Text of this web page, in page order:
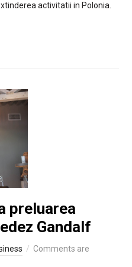
activitatii in Polonia.
preluarea
Gandalf
Comments are